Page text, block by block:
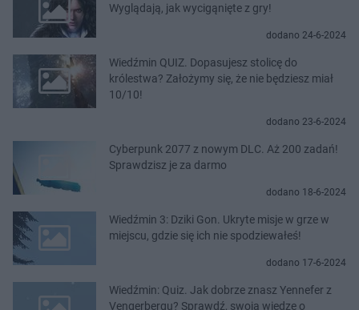
Wyglądają, jak wycigąnięte z gry!
dodano 24-6-2024
Wiedźmin QUIZ. Dopasujesz stolicę do
królestwa? Założymy się, że nie będziesz miał
10/10!
dodano 23-6-2024
Cyberpunk 2077 z nowym DLC. Aż 200 zadań!
Sprawdzisz je za darmo
dodano 18-6-2024
Wiedźmin 3: Dziki Gon. Ukryte misje w grze w
miejscu, gdzie się ich nie spodziewałeś!
dodano 17-6-2024
Wiedźmin: Quiz. Jak dobrze znasz Yennefer z
Vengerbergu? Sprawdź, swoją wiedzę o